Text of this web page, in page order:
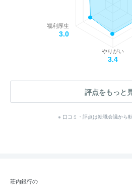
やりがい
3.4
福利厚生
3.0
評点をもっと
※ 口コミ・評点は転職会議から
荘内銀行の